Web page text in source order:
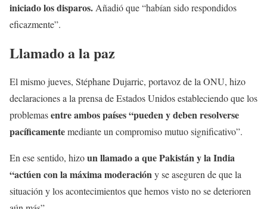
iniciado los disparos. Añadió que “habían sido respondidos
eficazmente”.
Llamado a la paz
El mismo jueves, Stéphane Dujarric, portavoz de la ONU, hizo
declaraciones a la prensa de Estados Unidos estableciendo que los
problemasentre ambos países “pueden y deben resolverse
pacíficamentemediante un compromiso mutuo significativo”.
En ese sentido, hizoun llamado a que Pakistán y la India
“actúen con la máxima moderacióny se aseguren de que la
situación y los acontecimientos que hemos visto no se deterioren